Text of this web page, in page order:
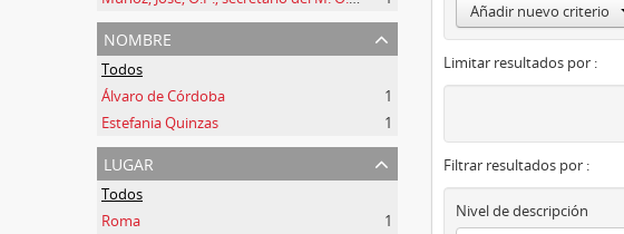
nombre
Todos
Álvaro de Córdoba
1
Estefania Quinzas
1
lugar
Todos
Roma
1
Añadir nuevo criterio
Limitar resultados por :
Filtrar resultados por :
Nivel de descripción